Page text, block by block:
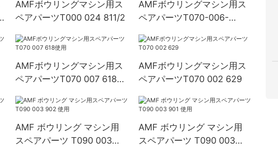
AMFボウリングマシン用ス
ペアパーツT000 024 811/2
AMFボウリングマシン用ス
ペアパーツT070-006-
AMFボウリングマシン用ス
ペアパーツT070 007 618使
AMFボウリングマシン用ス
ペアパーツT070 002 629
AMF ボウリング マシン用
スペアパーツ T090 003
AMF ボウリング マシン用
スペアパーツ T090 003